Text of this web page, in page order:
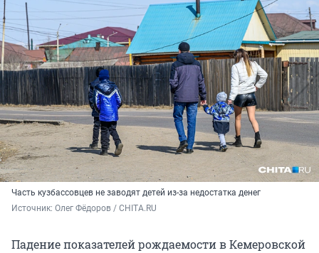
Часть кузбассовцев не заводят детей из-за недостатка денег
Источник: Олег Фёдоров / CHITA.RU
Падение показателей рождаемости в Кемеровской